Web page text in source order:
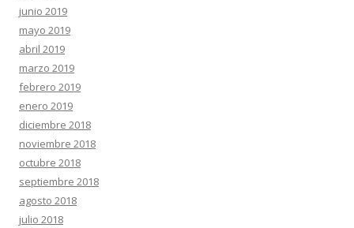
junio 2019
mayo 2019
abril 2019
marzo 2019
febrero 2019
enero 2019
diciembre 2018
noviembre 2018
octubre 2018
septiembre 2018
agosto 2018
julio 2018